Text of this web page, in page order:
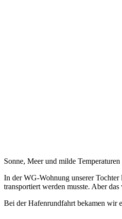
Sonne, Meer und milde
In der WG-Wohnung unserer Tochter
transportiert werden musste. Aber
Bei der Hafenrundfahrt bekamen wir